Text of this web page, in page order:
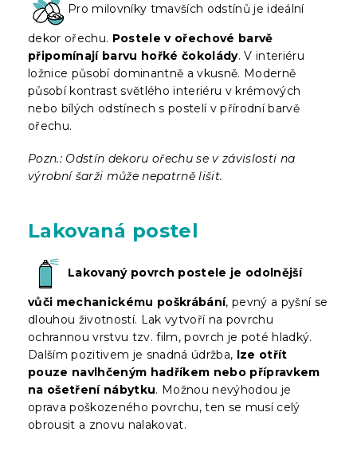
Pro milovníky tmavších odstínů je ideální
dekor ořechu. Postele v ořechové barvě
připomínají barvu hořké čokolády. V interiéru
ložnice působí dominantně a vkusně. Moderně
působí kontrast světlého interiéru v krémových
nebo bílých odstínech s postelí v přírodní barvě
ořechu.
Pozn.: Odstín dekoru ořechu se v závislosti na
výrobní šarži může nepatrně lišit.
Lakovaná postel
Lakovaný povrch postele je odolnější
vůči mechanickému poškrábání, pevný a pyšní se
dlouhou životností. Lak vytvoří na povrchu
ochrannou vrstvu tzv. film, povrch je poté hladký.
Dalším pozitivem je snadná údržba, lze otřít
pouze navlhčeným hadříkem nebo přípravkem
na ošetření nábytku. Možnou nevýhodou je
oprava poškozeného povrchu, ten se musí celý
obrousit a znovu nalakovat.